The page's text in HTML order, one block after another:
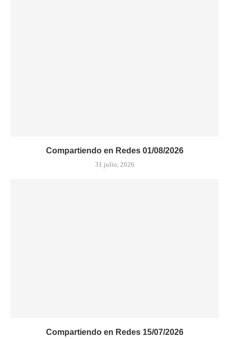
Compartiendo en Redes 01/08/2026
31 julio, 2026
Compartiendo en Redes 15/07/2026